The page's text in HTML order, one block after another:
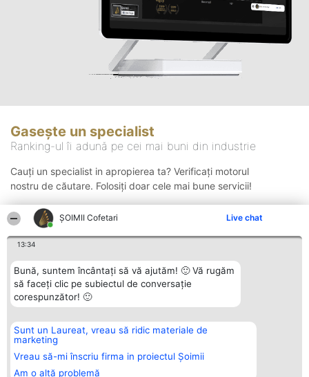
ȘOIMII Cofetari Live chat
13:34
Bună, suntem încântați să vă ajutăm! 🙂 Vă rugăm
să faceți clic pe subiectul de conversație
corespunzător! 🙂
Sunt un Laureat, vreau să ridic materiale de
marketing
Vreau să-mi înscriu firma in proiectul Șoimii
Am o altă problemă
Gasește un specialist
Ranking-ul îi adună pe cei mai buni din industrie
Cauți un specialist in apropierea ta? Verificați motorul
nostru de căutare. Folosiți doar cele mai bune servicii!
Organizator Ranking
BRIGHT SOLUTIONS BR SRL
Aleea Timisul De Sus 2 Bl. A30
Sc. A Et. 4 Ap. 13 Cod 061952
București
Plebiscyt
Lista Tuturor
Laureaților
Contact